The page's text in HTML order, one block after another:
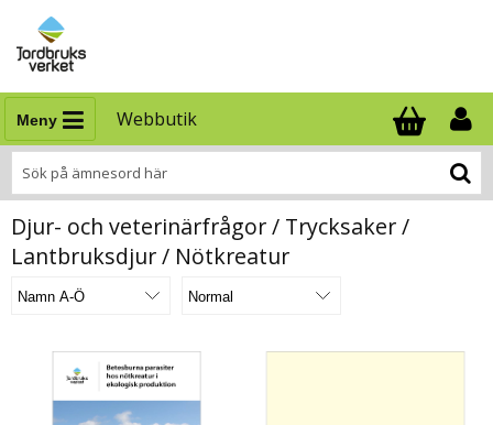
Meny Webbutik
Antal i
.
Djur- och veterinärfrågor / Trycksaker /
Lantbruksdjur / Nötkreatur